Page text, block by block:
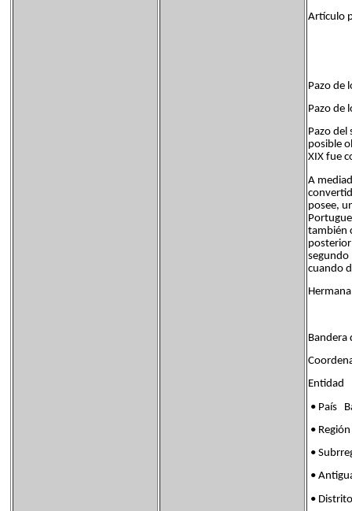
Artículo
Pazo de
Pazo de
Pazo
posible
XIX fue
A
posee,
también
segundo
cuando
Bandera
• País
•
•
•
•